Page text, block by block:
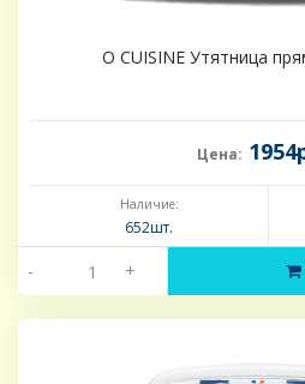
O CUISINE Утятница
Цена:
Наличие:
652шт.
- +